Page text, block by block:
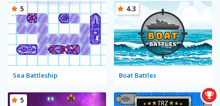
Sea Battleship
5
Boat Battles
4.3
5